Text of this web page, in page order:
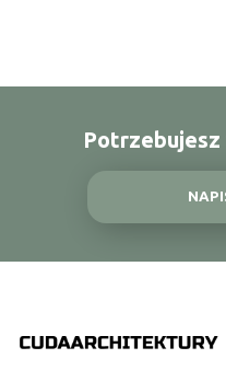
Potrzebujesz